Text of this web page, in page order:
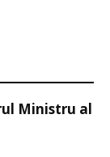
Ministru al